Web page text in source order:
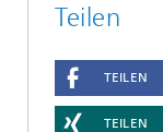
Teilen
TEILEN
TEILEN